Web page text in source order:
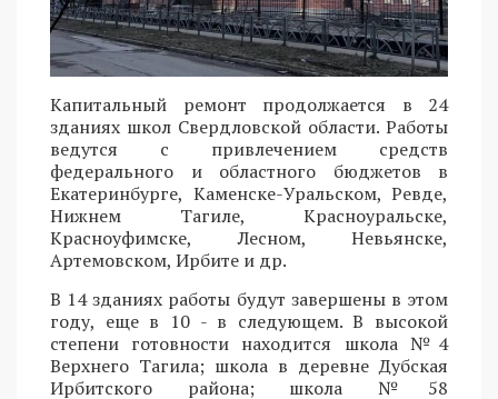
Капитальный ремонт продолжается в 24
зданиях школ Свердловской области. Работы
ведутся с привлечением средств
федерального и областного бюджетов в
Екатеринбурге, Каменске-Уральском, Ревде,
Нижнем Тагиле, Красноуральске,
Красноуфимске, Лесном, Невьянске,
Артемовском, Ирбите и др.
В 14 зданиях работы будут завершены в этом
году, еще в 10 - в следующем. В высокой
степени готовности находится школа №4
Верхнего Тагила; школа в деревне Дубская
Ирбитского района; школа №58